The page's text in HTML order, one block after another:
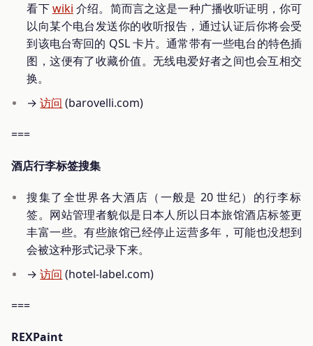
看下wiki 介绍。简而言之这是一种广播收听证明，你可
以向某个电台发送你的收听报告，通过认证后你将会受
到该电台寄回的 QSL 卡片。通常带有一些电台的特色插
图，这便有了收藏价值。无线电爱好者之间也会互相交
换。
→访问 (barovelli.com)
===
酒店行李标签搜集
搜集了全世界各大酒店（一般是 20 世纪）的行李标
签。网站管理者貌似是日本人所以日本旅馆酒店标签更
丰富一些。有些旅馆已经停止运营多年，可能也没想到
会被这种形式记录下来。
→访问 (hotel-label.com)
===
REXPaint